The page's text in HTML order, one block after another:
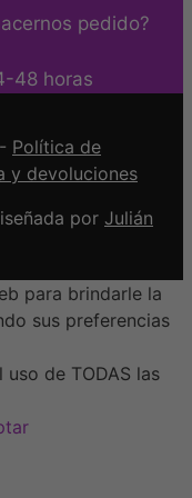
pedido?
48 horas
- Política de
y devoluciones
por Julián
para brindarle la
sus preferencias
de TODAS las